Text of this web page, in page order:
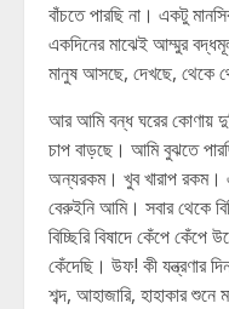
বাঁচতে পারছি না। একটু
একদিনের মাঝেই আম্মুর
মানুষ আসছে, দেখছে, থেকে
আর আমি বন্ধ ঘরের কোণায়
চাপ বাড়ছে। আমি বুঝতে
অন্যরকম। খুব খারাপ রকম।
বেরুইনি আমি। সবার থেকে
বিচ্ছিরি বিষাদে কেঁপে
কেঁদেছি। উফ! কী যন্ত্রণার
শব্দ, আহাজারি, হাহাকার শুনে